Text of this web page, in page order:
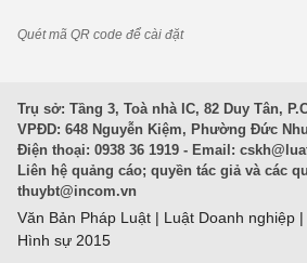
Quét mã QR code để cài đặt
Trụ sở: Tầng 3, Toà nhà IC, 82 Duy Tân,
VPĐD: 648 Nguyễn Kiệm, Phường Đức
Điện thoại: 0938 36 1919 - Email:
Liên hệ quảng cáo; quyền tác giả và các
thuybt@incom.vn
Văn Bản Pháp Luật | Luật Doanh nghiệp |
Hình sự 2015